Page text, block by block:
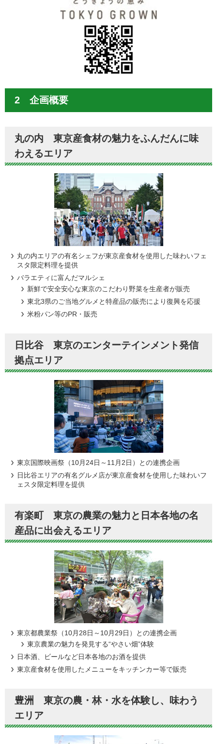
2 企画概要
丸の内 東京産食材の魅力をふんだんに味
わえるエリア
丸の内エリアの有名シェフが東京産食材を使用した味わいフェ
スタ限定料理を提供
バラエティに富んだマルシェ
新鮮で安全安心な東京のこだわり野菜を生産者が販売
東北3県のご当地グルメと特産品の販売により復興を応援
米粉パン等のPR・販売
日比谷 東京のエンターテインメント発信
拠点エリア
東京国際映画祭（10月24日～11月2日）との連携企画
日比谷エリアの有名グルメ店が東京産食材を使用した味わいフ
ェスタ限定料理を提供
有楽町 東京の農業の魅力と日本各地の名
産品に出会えるエリア
東京都農業祭（10月28日～10月29日）との連携企画
東京農業の魅力を発見する“やさい畑”体験
日本酒、ビールなど日本各地のお酒を提供
東京産食材を使用したメニューをキッチンカー等で販売
豊洲 東京の農・林・水を体験し、味わう
エリア